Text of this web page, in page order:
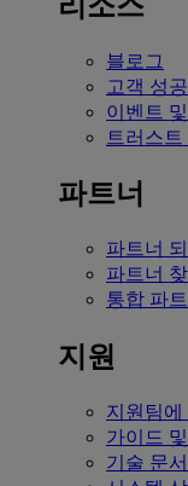
블로그
고객 성
이벤트
트러스트
파트너
파트너 되
파트너 찾
통합 파
지원
지원팀에
가이드
기술 문